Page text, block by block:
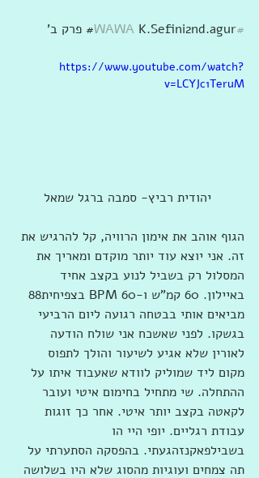
#WAWA K.Sefini2nd.agur# פרק ב'
https://www.youtube.com/watch?
v=LCYJc1TeruM
הגוף אוהב את אימון הרוויה, קל להרגיש את
זה. אני יוצא עוד יותר מוקדם ומאריך את
המסלול רק בשביל לנוע בקצב אחיד
מביאים אותי בבטחה רגועה ליום הרביעי
בגשקו. לפני שאשכח אני שולח הודעה
לאורין שלא אגיע לשיעור והולך לתפוס
מקום ליד שמוליק לוודא שאעבוד איתו על
ההתחלה. שי מתחיל בחימום איטי ועובר
לקאטה בקצב יותר איטי. אחר כך זוגות
עבודת רגליים. יופי היי הו
בשבילפאקנזהגעתי. בהפסקה הסתערתי על
תה צמחים ועוגיות מהסוג שלא היו בשלושה